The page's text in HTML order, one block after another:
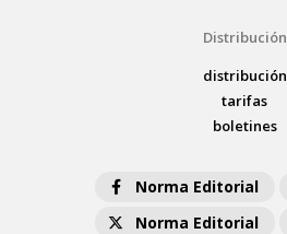
Distribución
distribución
tarifas
boletines
Norma Editorial
Norma Editorial